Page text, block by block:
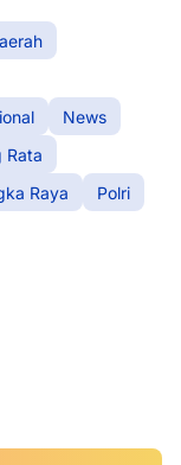
News
Rata
Raya
Polri